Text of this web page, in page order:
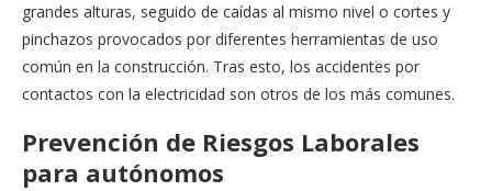
grandes alturas, seguido de caídas al mismo nivel o cortes y
pinchazos provocados por diferentes herramientas de uso
común en la construcción. Tras esto, los accidentes por
contactos con la electricidad son otros de los más comunes.
Prevención de Riesgos Laborales
para autónomos